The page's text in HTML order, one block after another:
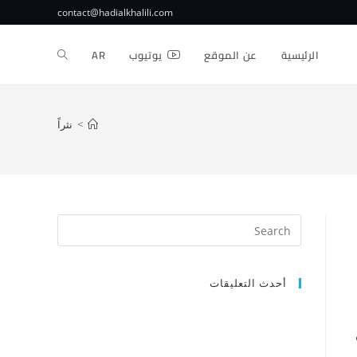
contact@hadialkhalili.com
الرئيسية عن الموقع يوتيوب AR
> نثراً
أحدث التعليقات